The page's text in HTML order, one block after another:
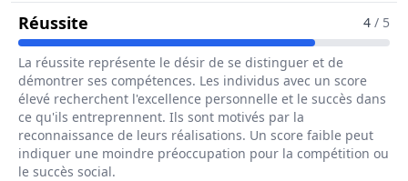
Réussite Pour Le Métier De Assureur / 4 / 5
La réussite représente le désir de se distinguer et de
démontrer ses compétences. Les individus avec un score
élevé recherchent l'excellence personnelle et le succès dans
ce qu'ils entreprennent. Ils sont motivés par la
reconnaissance de leurs réalisations. Un score faible peut
indiquer une moindre préoccupation pour la compétition ou
le succès social.